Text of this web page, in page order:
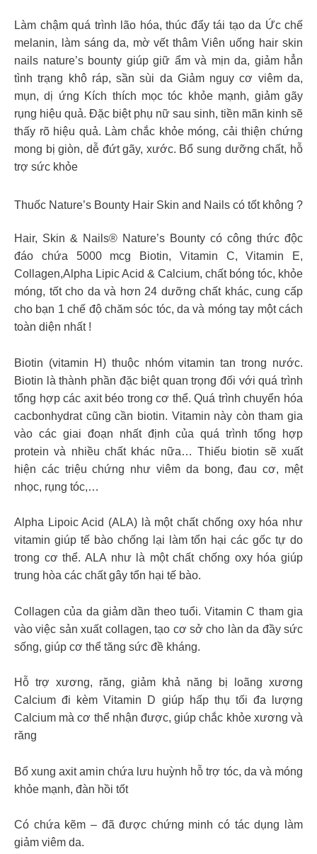
Làm chậm quá trình lão hóa, thúc đẩy tái tạo da Ức chế
melanin, làm sáng da, mờ vết thâm Viên uống hair skin
nails nature’s bounty giúp giữ ẩm và mịn da, giảm hẳn
tình trạng khô ráp, sần sùi da Giảm nguy cơ viêm da,
mụn, dị ứng Kích thích mọc tóc khỏe mạnh, giảm gãy
rụng hiệu quả. Đặc biệt phụ nữ sau sinh, tiền mãn kinh sẽ
thấy rõ hiệu quả. Làm chắc khỏe móng, cải thiện chứng
mong bị giòn, dễ đứt gãy, xước. Bổ sung dưỡng chất, hỗ
trợ sức khỏe
Thuốc Nature’s Bounty Hair Skin and Nails có tốt không ?
Hair, Skin & Nails® Nature’s Bounty có công thức độc
đáo chứa 5000 mcg Biotin, Vitamin C, Vitamin E,
Collagen,Alpha Lipic Acid & Calcium, chất bóng tóc, khỏe
móng, tốt cho da và hơn 24 dưỡng chất khác, cung cấp
cho bạn 1 chế độ chăm sóc tóc, da và móng tay một cách
toàn diện nhất !
Biotin (vitamin H) thuộc nhóm vitamin tan trong nước.
Biotin là thành phần đặc biệt quan trọng đối với quá trình
tổng hợp các axit béo trong cơ thể. Quá trình chuyển hóa
cacbonhydrat cũng cần biotin. Vitamin này còn tham gia
vào các giai đoạn nhất định của quá trình tổng hợp
protein và nhiều chất khác nữa… Thiếu biotin sẽ xuất
hiện các triệu chứng như viêm da bong, đau cơ, mệt
nhọc, rụng tóc,…
Alpha Lipoic Acid (ALA) là một chất chống oxy hóa như
vitamin giúp tế bào chống lại làm tổn hại các gốc tự do
trong cơ thể. ALA như là một chất chống oxy hóa giúp
trung hòa các chất gây tổn hại tế bào.
Collagen của da giảm dần theo tuổi. Vitamin C tham gia
vào việc sản xuất collagen, tạo cơ sở cho làn da đầy sức
sống, giúp cơ thể tăng sức đề kháng.
Hỗ trợ xương, răng, giảm khả năng bị loãng xương
Calcium đi kèm Vitamin D giúp hấp thụ tối đa lượng
Calcium mà cơ thể nhận được, giúp chắc khỏe xương và
răng
Bổ xung axit amin chứa lưu huỳnh hỗ trợ tóc, da và móng
khỏe mạnh, đàn hồi tốt
Có chứa kẽm – đã được chứng minh có tác dụng làm
giảm viêm da.